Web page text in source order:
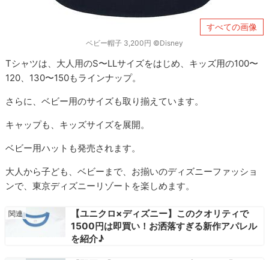
すべての画像
ベビー帽子 3,200円 ©Disney
Tシャツは、大人用のS〜LLサイズをはじめ、キッズ用の100〜
120、130〜150もラインナップ。
さらに、ベビー用のサイズも取り揃えています。
キャップも、キッズサイズを展開。
ベビー用ハットも発売されます。
大人から子ども、ベビーまで、お揃いのディズニーファッショ
ンで、東京ディズニーリゾートを楽しめます。
【ユニクロ×ディズニー】このクオリティで
1500円は即買い！お洒落すぎる新作アパレル
を紹介♪